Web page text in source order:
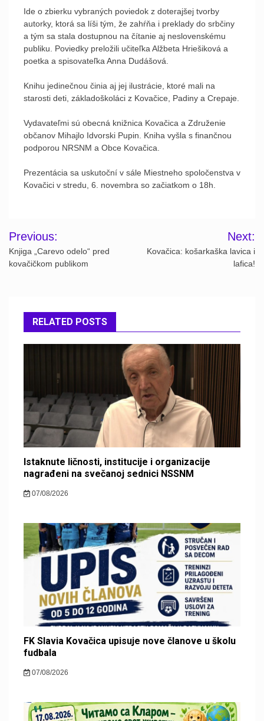
Ide o zbierku vybraných poviedok z doterajšej tvorby
autorky, ktorá sa líši tým, že zahŕňa i preklady do srbčiny
a tým sa stala dostupnou na čítanie aj neslovenskému
publiku. Poviedky preložili učiteľka Alžbeta Hriešiková a
poetka a spisovateľka Anna Dudášová.
Knihu jedinečnou činia aj jej ilustrácie, ktoré mali na
starosti deti, základoškoláci z Kovačice, Padiny a Crepaje.
Vydavateľmi sú obecná knižnica Kovačica a Združenie
občanov Mihajlo Idvorski Pupin. Kniha vyšla s finančnou
podporou NRSNM a Obce Kovačica.
Prezentácia sa uskutoční v sále Miestneho spoločenstva v
Kovačici v stredu, 6. novembra so začiatkom o 18h.
Post
navigation
Previous:
Knjiga „Carevo odelo“ pred
kovačičkom publikom
Next:
Kovačica: košarkaška lavica i
lafica!
RELATED POSTS
Istaknute ličnosti, institucije i organizacije
nagrađeni na svečanoj sednici NSSNM
07/08/2026
FK Slavia Kovačica upisuje nove članove u školu
fudbala
07/08/2026